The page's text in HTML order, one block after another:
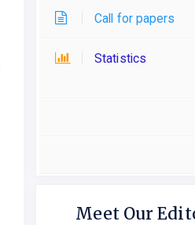
Call for papers
Statistics
Meet Our